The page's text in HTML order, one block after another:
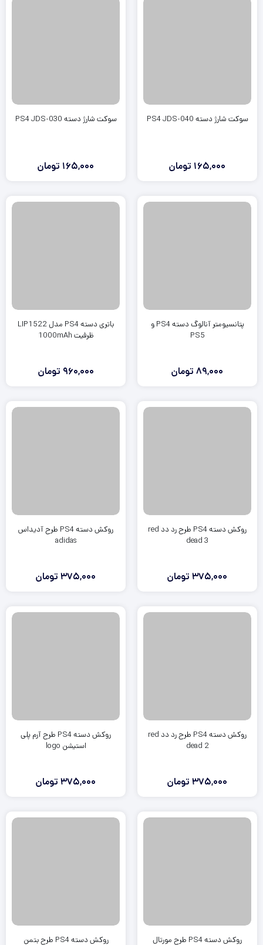
سوکت شارژ دسته PS4 JDS-040
165,000 تومان
سوکت شارژ دسته PS4 JDS-030
165,000 تومان
پتانسیومتر آنالوگ دسته PS4 و
PS5
89,000 تومان
باتری دسته PS4 مدل LIP1522
ظرفیت 1000mAh
960,000 تومان
روکش دسته PS4 طرح رد دد red
dead 3
375,000 تومان
روکش دسته PS4 طرح آدیداس
adidas
375,000 تومان
روکش دسته PS4 طرح رد دد red
dead 2
375,000 تومان
روکش دسته PS4 طرح آرم پلی
استیشن logo
375,000 تومان
روکش دسته PS4 طرح مورتال روکش دسته PS4 طرح بتمن